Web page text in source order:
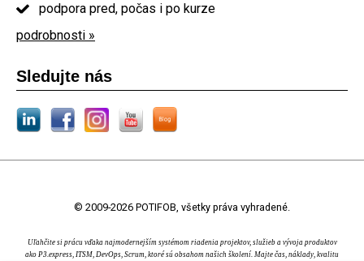
podpora pred, počas i po kurze
podrobnosti »
Sledujte nás
© 2009-2026 POTIFOB, všetky práva vyhradené.
Uľahčite si prácu vďaka najmodernejším systémom riadenia projektov, služieb a vývoja produktov
ako P3.express, ITSM, DevOps, Scrum, ktoré sú obsahom našich školení. Majte čas, náklady, kvalitu